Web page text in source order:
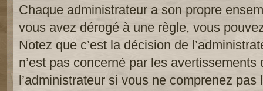
Chaque administrateur a son propre
vous avez dérogé à une règle, vous
Notez que c’est la décision de
n’est pas concerné par les avertissements
l’administrateur si vous ne comprenez